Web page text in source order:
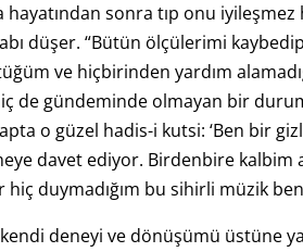
hayatından sonra tıp onu
düşer. “Bütün ölçülerimi
ve hiçbirinden yardım
de gündeminde olmayan bir
o güzel hadis-i kutsi: ‘Ben bir
davet ediyor. Birdenbire
duymadığım bu sihirli müzik
deneyi ve dönüşümü üstüne